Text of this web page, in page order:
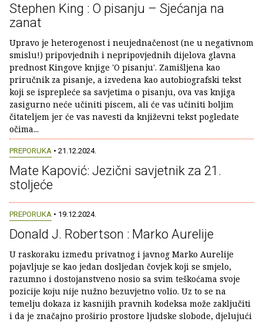
Stephen King : O pisanju – Sjećanja na
zanat
Upravo je heterogenost i neujednačenost (ne u negativnom
smislu!) pripovjednih i nepripovjednih dijelova glavna
prednost Kingove knjige 'O pisanju'. Zamišljena kao
priručnik za pisanje, a izvedena kao autobiografski tekst
koji se isprepleće sa savjetima o pisanju, ova vas knjiga
zasigurno neće učiniti piscem, ali će vas učiniti boljim
čitateljem jer će vas navesti da književni tekst pogledate
očima...
PREPORUKA • 21.12.2024.
Mate Kapović: Jezični savjetnik za 21.
stoljeće
PREPORUKA • 19.12.2024.
Donald J. Robertson : Marko Aurelije
U raskoraku između privatnog i javnog Marko Aurelije
pojavljuje se kao jedan dosljedan čovjek koji se smjelo,
razumno i dostojanstveno nosio sa svim teškoćama svoje
pozicije koju nije nužno bezuvjetno volio. Uz to se na
temelju dokaza iz kasnijih pravnih kodeksa može zaključiti
i da je značajno proširio prostore ljudske slobode, djelujući